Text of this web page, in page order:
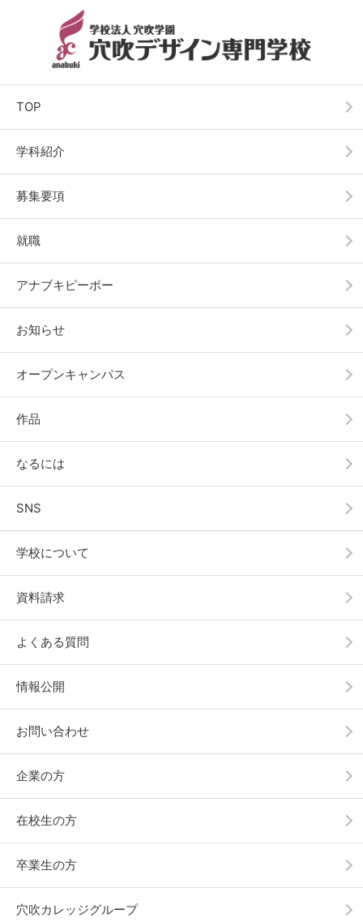
TOP
学科紹介
募集要項
就職
アナブキピーポー
お知らせ
オープンキャンパス
作品
なるには
SNS
学校について
資料請求
よくある質問
情報公開
お問い合わせ
企業の方
在校生の方
卒業生の方
穴吹カレッジグループ